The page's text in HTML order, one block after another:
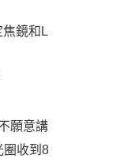
鏡和L
願意講
圈收到8